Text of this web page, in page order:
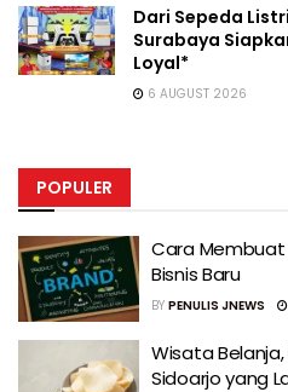
Dari Sepeda
Surabaya
Loyal*
6 AUGUST 2026
POPULER
Cara Membuat
Bisnis Baru
BY PENULIS JNEWS
Wisata Belanja,
Sidoarjo yang